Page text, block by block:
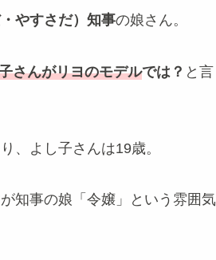
やすさだ）知事の娘さん。
さんがリヨのモデルでは？ と言
、よし子さんは19歳。
知事の娘「令嬢」という雰囲気